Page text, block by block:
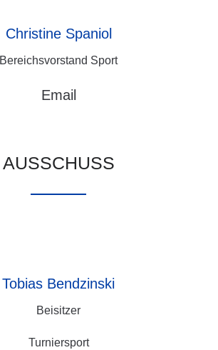
Christine Spaniol
Bereichsvorstand Sport
Email
AUSSCHUSS
Tobias Bendzinski
Beisitzer
Turniersport